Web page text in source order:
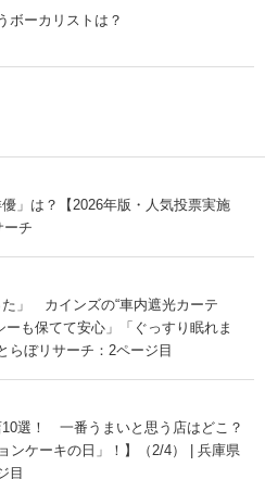
ボーカリストは？
」は？【2026年版・人気投票実施
ーチ
た」 カインズの“車内遮光カーテ
も保てて安心」「ぐっすり眠れま
らぼリサーチ：2ページ目
選！ 一番うまいと思う店はどこ？
ンケーキの日」！】（2/4） | 兵庫県
目